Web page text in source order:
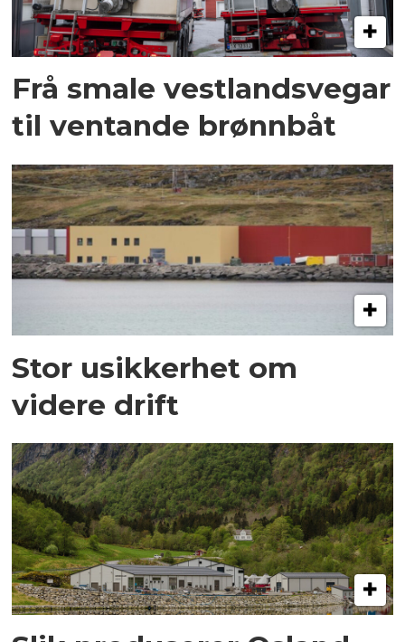
Frå smale vestlandsvegar
til ventande brønnbåt
Stor usikkerhet om
videre drift